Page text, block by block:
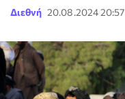
Διεθνή 20.08.2024 20:57